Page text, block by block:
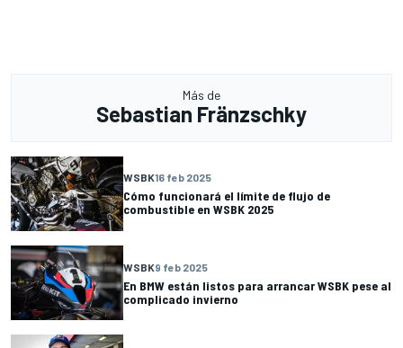
Más de
Sebastian Fränzschky
WSBK16 feb 2025
Cómo funcionará el límite de flujo de
combustible en WSBK 2025
WSBK9 feb 2025
En BMW están listos para arrancar WSBK pese al
complicado invierno